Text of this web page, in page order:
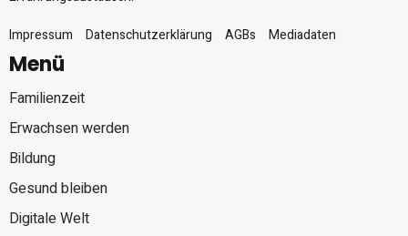
Impressum
Datenschutzerklärung AGBs Mediadaten
Menü
Familienzeit
Erwachsen werden
Bildung
Gesund bleiben
Digitale Welt